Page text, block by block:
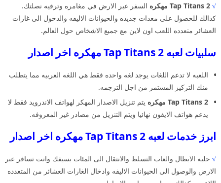
√ Tap Titans 2 مهكره
السفر عبر الارض في مغامره وترقيه نصلتك.
كذالك للحصول على معدات جديده والحيوانات الاليفه والدخول الى غارات
العشائر متعدده اللعب اون لاين مع جميع الاشخاص حول العالم.
سلبيات لعبه Tap Titans 2 مهكره اخر اصدار
اللعبه لا تدعم اللغات يوجد لغه واحده فقط هي اللغه العربيه مما يتطلب
منك التركيز المستمر من اجل الترجمه.
Tap Titans 2 مهكره
يتم تنزيل الاصدار المهكر لهواتف الاندرويد فقط لا
يدعم هواتف الايفون نهائيا ويتم التنزيل من مصادر غير المعروفه.
ابرز خدمات لعبه Tap Titans 2 مهكره اخر اصدار
√ حلبه الابطال والعاب التسلط والانتقال الى المئات بسيفك وانت تسافر عبر
الارض والوصول الى الحيوانات الاليفه وادخال الغارات العشائر من المتعدده